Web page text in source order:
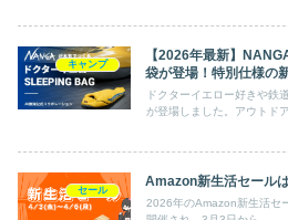
キャンプ
【2026年最新】
袋が登場！特別仕様の
ドクターイエロー好きや鉄
が登場しました。アウトド
セール
Amazon新生活セール
2026年のAmazon新生活セ